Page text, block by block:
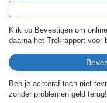
Klik op Bevestigen om
daarna het Trekrapport voor
Ben je achteraf toch niet
zonder problemen geld terug!